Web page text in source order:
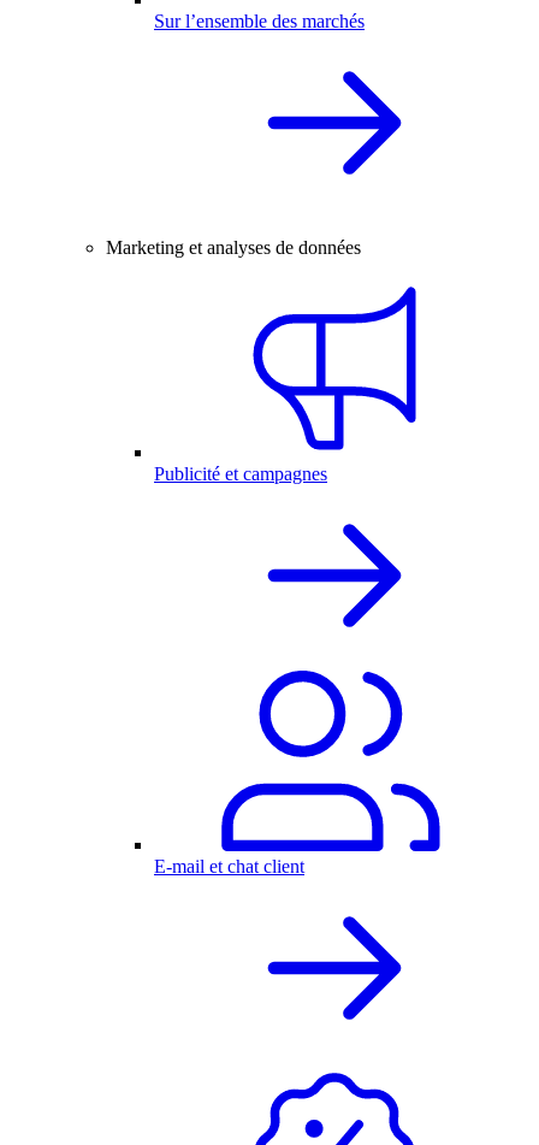
Sur l’ensemble des marchés
Marketing et analyses de données
Publicité et campagnes
E-mail et chat client